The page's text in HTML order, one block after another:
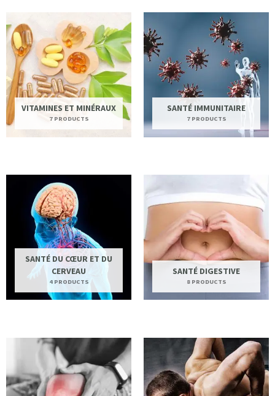
VITAMINES ET MINÉRAUX
7 PRODUCTS
SANTÉ IMMUNITAIRE
7 PRODUCTS
SANTÉ DU CŒUR ET DU
CERVEAU
4 PRODUCTS
SANTÉ DIGESTIVE
8 PRODUCTS